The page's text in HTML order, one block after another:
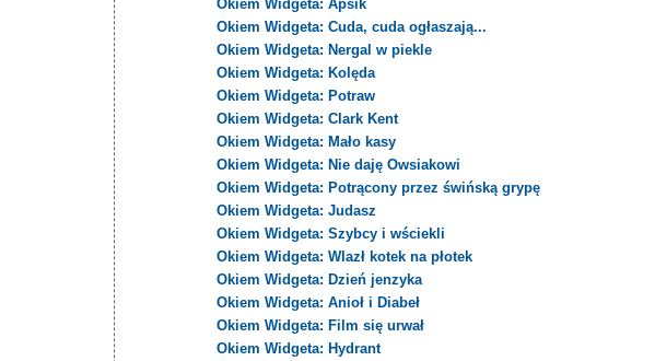
Okiem Widgeta: Apsik
Okiem Widgeta: Cuda, cuda ogłaszają...
Okiem Widgeta: Nergal w piekle
Okiem Widgeta: Kolęda
Okiem Widgeta: Potraw
Okiem Widgeta: Clark Kent
Okiem Widgeta: Mało kasy
Okiem Widgeta: Nie daję Owsiakowi
Okiem Widgeta: Potrącony przez świńską grypę
Okiem Widgeta: Judasz
Okiem Widgeta: Szybcy i wściekli
Okiem Widgeta: Wlazł kotek na płotek
Okiem Widgeta: Dzień jenzyka
Okiem Widgeta: Anioł i Diabeł
Okiem Widgeta: Film się urwał
Okiem Widgeta: Hydrant